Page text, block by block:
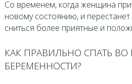
Со временем, когда женщина
новому состоянию, и
сниться более приятные и
КАК ПРАВИЛЬНО СПАТЬ ВО
БЕРЕМЕННОСТИ?